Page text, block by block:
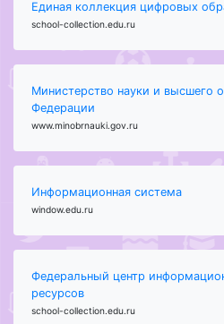
Единая коллекция цифровых
school-collection.edu.ru
Министерство науки и высшего
Федерации
www.minobrnauki.gov.ru
Информационная система
window.edu.ru
Федеральный центр
ресурсов
school-collection.edu.ru